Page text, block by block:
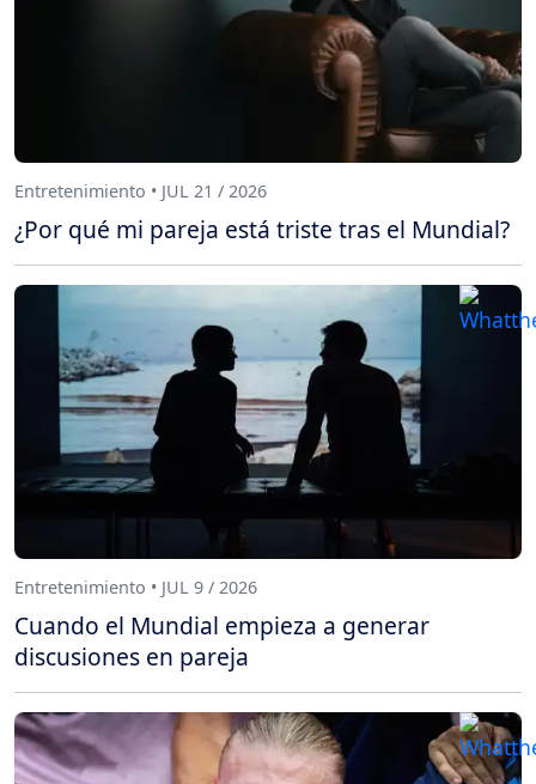
Entretenimiento • JUL 21 / 2026
¿Por qué mi pareja está triste tras el Mundial?
Entretenimiento • JUL 9 / 2026
Cuando el Mundial empieza a generar
discusiones en pareja